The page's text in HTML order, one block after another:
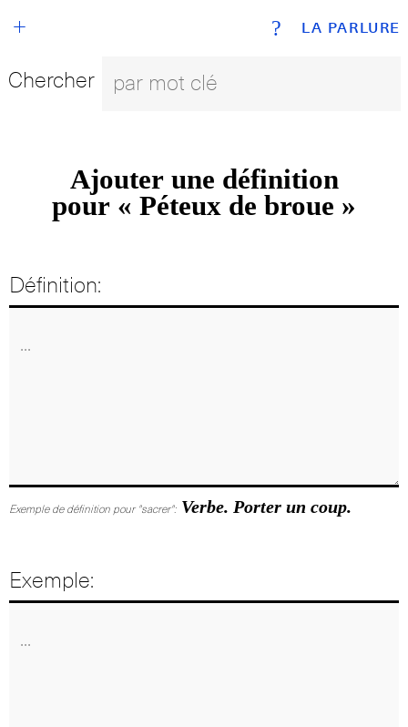
LA PARLURE
+ ?
Chercher
Ajouter une définition
pour « Péteux de broue »
Définition:
Exemple de définition pour "sacrer": Verbe. Porter un coup.
Exemple: